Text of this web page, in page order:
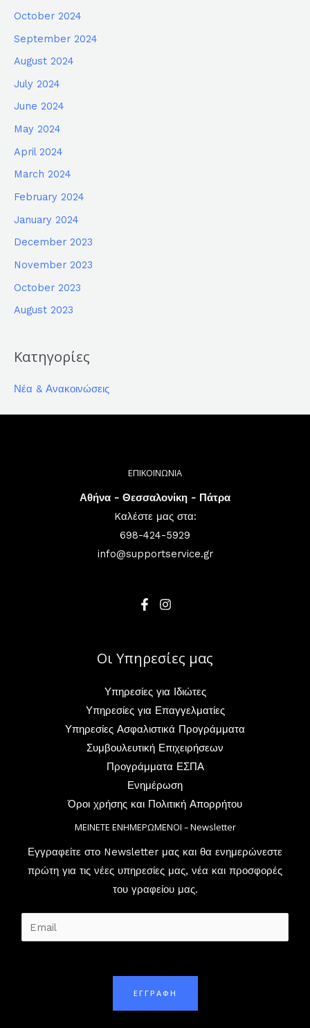
October 2024
September 2024
August 2024
July 2024
June 2024
May 2024
April 2024
March 2024
February 2024
January 2024
December 2023
November 2023
October 2023
August 2023
Κατηγορίες
Νέα & Ανακοινώσεις
ΕΠΙΚΟΙΝΩΝΙΑ
Αθήνα - Θεσσαλονίκη - Πάτρα
Kαλέστε μας στα:
698-424-5929
info@supportservice.gr
Οι Υπηρεσίες μας
Υπηρεσίες για Ιδιώτες
Υπηρεσίες για Επαγγελματίες
Υπηρεσίες Ασφαλιστικά Προγράμματα
Συμβουλευτική Επιχειρήσεων
Προγράμματα ΕΣΠΑ
Ενημέρωση
Όροι χρήσης και Πολιτική Απορρήτου
ΜΕΙΝΕΤΕ ΕΝΗΜΕΡΩΜΕΝΟΙ – Newsletter
Εγγραφείτε στο Newsletter μας και θα ενημερώνεστε
πρώτη για τις νέες υπηρεσίες μας, νέα και προσφορές
του γραφείου μας.
m
ΕΓΓΡΑΦΗ